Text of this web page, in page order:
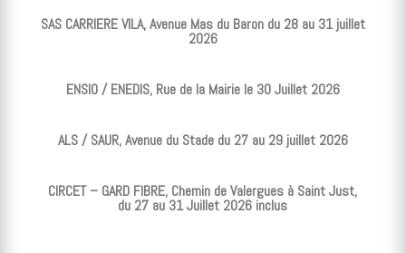
SAS CARRIERE VILA, Avenue Mas du Baron du 28 au 31 juillet
2026
ENSIO / ENEDIS, Rue de la Mairie le 30 Juillet 2026
ALS / SAUR, Avenue du Stade du 27 au 29 juillet 2026
CIRCET – GARD FIBRE, Chemin de Valergues à Saint Just,
du 27 au 31 Juillet 2026 inclus